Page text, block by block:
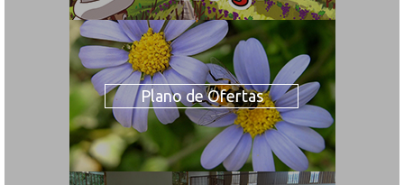
Plano de Ofertas